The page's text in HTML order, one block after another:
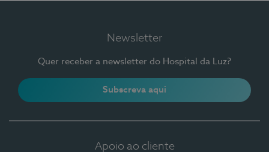
Newsletter
Quer receber a newsletter do Hospital da Luz?
Subscreva aqui
Apoio ao cliente